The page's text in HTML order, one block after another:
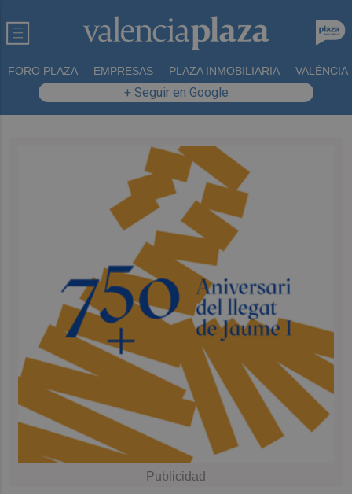
FORO PLAZA EMPRESAS PLAZA INMOBILIARIA VALÈNCIA
+ Seguir en Google